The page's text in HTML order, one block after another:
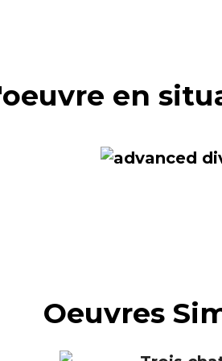
en
Oeuvres